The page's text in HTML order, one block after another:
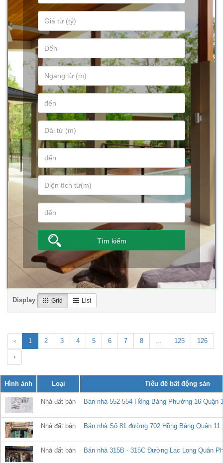
Display Grid List
‹ 1 2 3 4 5 6 7 8 ... 125 126
›
Hình ảnh Loại Tiêu đề bất động sản
Nhà đất bán Bán nhà 552-554 Hồng Bàng Phường 16 Quận
Nhà đất bán Bán nhà Số 81 đường 702 Hồng Bàng Quận 11
Nhà đất bán Bán nhà 315B - 315C Đường Lạc Long Quân